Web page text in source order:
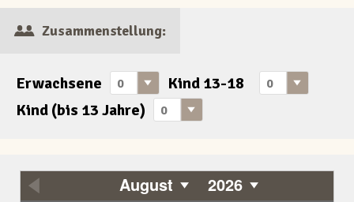
Zusammenstellung:
Erwachsene
Kind 13-18
Kind (bis 13 Jahre)
August 2026